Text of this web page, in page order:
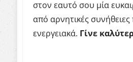
στον εαυτό σου μία
από αρνητικές
ενεργειακά. Γίνε